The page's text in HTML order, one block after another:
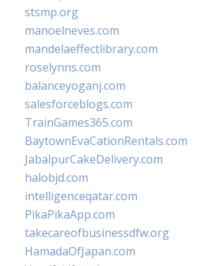
stsmp.org
manoelneves.com
mandelaeffectlibrary.com
roselynns.com
balanceyoganj.com
salesforceblogs.com
TrainGames365.com
BaytownEvaCationRentals.com
JabalpurCakeDelivery.com
halobjd.com
intelligenceqatar.com
PikaPikaApp.com
takecareofbusinessdfw.org
HamadaOfJapan.com